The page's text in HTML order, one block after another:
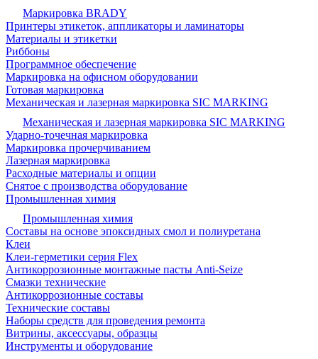
Маркировка BRADY
Принтеры этикеток, аппликаторы и ламинаторы
Материалы и этикетки
Риббоны
Программное обеспечение
Маркировка на офисном оборудовании
Готовая маркировка
Механическая и лазерная маркировка SIC MARKING
Механическая и лазерная маркировка SIC MARKING
Ударно-точечная маркировка
Маркировка прочерчиванием
Лазерная маркировка
Расходные материалы и опции
Снятое с производства оборудование
Промышленная химия
Промышленная химия
Составы на основе эпоксидных смол и полиуретана
Клеи
Клеи-герметики серия Flex
Антикоррозионные монтажные пасты Anti-Seize
Смазки технические
Антикоррозионные составы
Технические составы
Наборы средств для проведения ремонта
Витрины, аксессуары, образцы
Инструменты и оборудование